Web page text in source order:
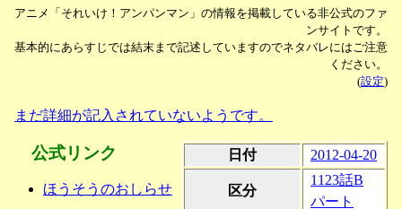
アニメ「それいけ！アンパンマン」の情報を掲載している非公式のファ
ンサイトです。
基本的にあらすじでは結末まで記述していますのでネタバレにはご注意
ください。
(設定)
まだ詳細が記入されていないようです。
日付 2012-04-20
区分
1123話B
パート
公式リンク
ほうそうのおしらせ